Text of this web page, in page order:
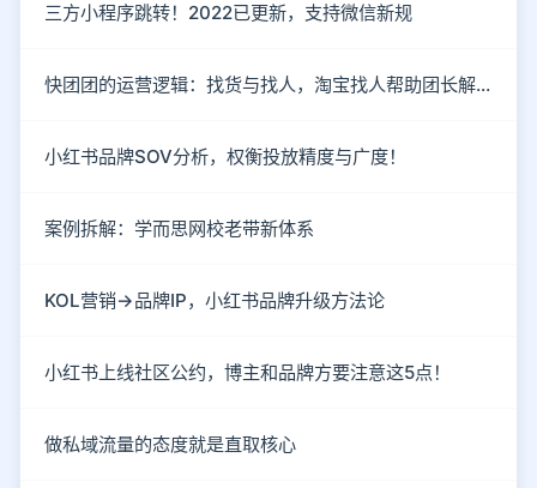
三方小程序跳转！2022已更新，支持微信新规
快团团的运营逻辑：找货与找人，淘宝找人帮助团长解决货源
小红书品牌SOV分析，权衡投放精度与广度！
案例拆解：学而思网校老带新体系
KOL营销→品牌IP，小红书品牌升级方法论
小红书上线社区公约，博主和品牌方要注意这5点！
做私域流量的态度就是直取核心